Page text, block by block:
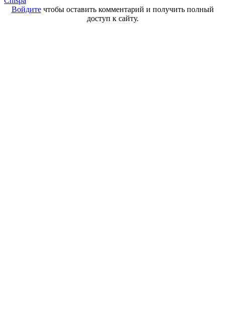
Войдитечтобы оставить комментарий и получить полный
доступ к сайту.